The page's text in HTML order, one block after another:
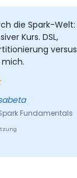
die Spark-Welt:
Kurs. DSL,
versus
Fundamentals